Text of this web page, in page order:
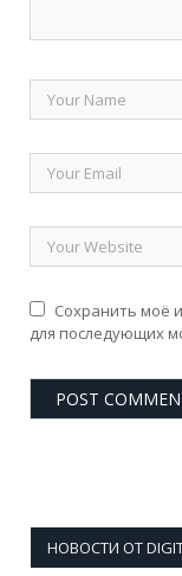
Сохранить моё
для последующих
НОВОСТИ ОТ